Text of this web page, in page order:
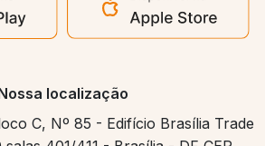
localização
C, Nº 85 - Edifício Brasília Trade